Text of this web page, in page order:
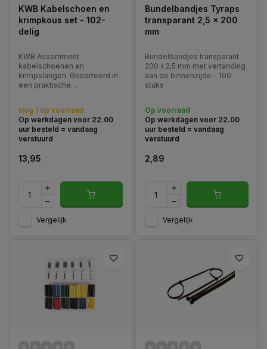
KWB Kabelschoen en
krimpkous set - 102-
delig
KWB Assortiment
kabelschoenen en
krimpslangen. Gesorteerd in
een praktische
Nog 1 op voorraad
Op werkdagen voor 22.00
uur besteld = vandaag
verstuurd
13,95
Vergelijk
Bundelbandjes Tyraps
transparant 2,5 x 200
mm
Bundelbandjes transparant
200 x 2,5 mm met vertanding
aan de binnenzijde - 100
stuks
Op voorraad
Op werkdagen voor 22.00
uur besteld = vandaag
verstuurd
2,89
Vergelijk